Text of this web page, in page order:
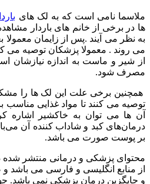
ملاسما نامی است که به لک های
ها در برخی از خانم های باردار
به نظر می آیند .پس از زایمان معمولا
می روند . معمولا پزشکان توصیه می
از شیر و ماست به اندازه نیازشان
مصرف شود.
همچنین برخی علت این لک ها را
توصیه می کنند تا مواد غذایی مناسب
آن ها می توان به خاکشیر اشاره
درمان‌های کبد و شاداب کننده آن
بر پوست صورت می باشد.
محتوای پزشکی و درمانی منتشر شده
از منابع انگلیسی و فارسی می باشد
و جایگزین درمان پزشکی نمی باشد.